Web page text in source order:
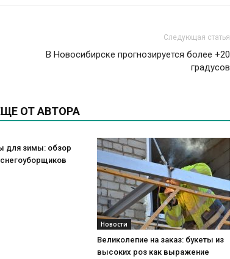
Следующая статья
В Новосибирске прогнозируется более +20
градусов
ОТ АВТОРА
для зимы: обзор
Новости
Великолепие на заказ: букеты из
высоких роз как выражение